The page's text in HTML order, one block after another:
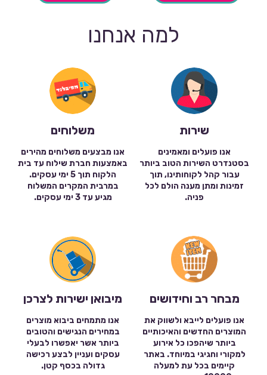
למה אנחנו
שירות
אנו פועלים ומאמינים
בסטנדרט השירות הטוב ביותר
עבור קהל לקוחותינו, תוך
זמינות ומתן מענה הולם לכל
פניה.
משלוחים
אנו מבצעים משלוחים מהירים
באמצעות חברת שילוח עד בית
הלקוח תוך 5 ימי עסקים.
במרבית המקרים המשלוח
מגיע עד 3 ימי עסקים.
מבחר רב וחידושים
אנו פועלים לייבא ולשווק את
המוצרים החדשים והאיכותיים
ביותר שיהפכו כל אירוע
למקורי וחגיגי במיוחד. באתר
קיימים בכל עת למעלה
מיבואן ישירות לצרכן
אנו מתמחים ביבוא מוצרים
במחירים הנגישים והטובים
ביותר אשר יאפשרו לבעלי
עסקים ועניין לבצע רכישה
גדולה בכסף קטן.